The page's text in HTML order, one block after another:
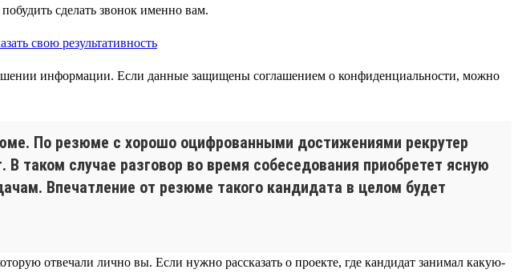
сделать звонок именно вам.
информации. Если данные защищены соглашением о конфиденциальности, можно
По резюме с хорошо оцифрованными достижениями рекрутер
случае разговор во время собеседования приобретет ясную
Впечатление от резюме такого кандидата в целом будет
отвечали лично вы. Если нужно рассказать о проекте, где кандидат занимал какую-